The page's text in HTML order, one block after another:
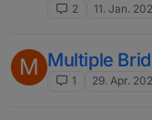
2 11. Jan.
M Multiple
1 29. Apr.